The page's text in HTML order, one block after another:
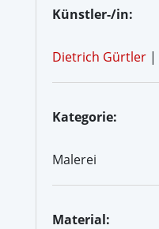
Künstler-/in:
Dietrich Gürtler |
Kategorie:
Malerei
Material: